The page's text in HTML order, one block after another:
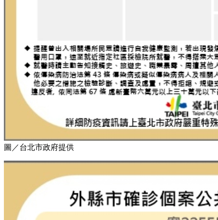
圖／台北市政府提供